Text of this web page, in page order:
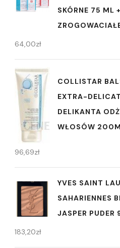
SKÓRNE 75 ML
64,00zł
COLLISTAR
EXTRA-
DELIKANTA
WŁOSÓW
96,69zł
YVES SAINT
SAHARIENNES
JASPER PUDER
183,20zł